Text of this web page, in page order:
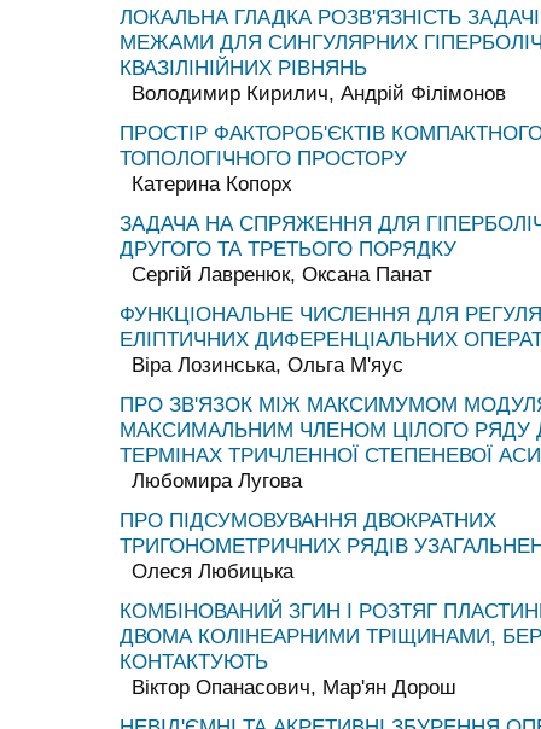
ЛОКАЛЬНА ГЛАДКА РОЗВ'ЯЗНІСТЬ
МЕЖАМИ ДЛЯ СИНГУЛЯРНИХ
КВАЗІЛІНІЙНИХ РІВНЯНЬ
Володимир Кирилич, Андрій Філімонов
ПРОСТІР ФАКТОРОБ'ЄКТІВ
ТОПОЛОГІЧНОГО ПРОСТОРУ
Катерина Копорх
ЗАДАЧА НА СПРЯЖЕННЯ ДЛЯ
ДРУГОГО ТА ТРЕТЬОГО ПОРЯДКУ
Сергій Лавренюк, Оксана Панат
ФУНКЦІОНАЛЬНЕ ЧИСЛЕННЯ ДЛЯ
ЕЛІПТИЧНИХ ДИФЕРЕНЦІАЛЬНИХ
Віра Лозинська, Ольга М'яус
ПРО ЗВ'ЯЗОК МІЖ МАКСИМУМОМ
МАКСИМАЛЬНИМ ЧЛЕНОМ ЦІЛОГО РЯДУ
ТЕРМІНАХ ТРИЧЛЕННОЇ СТЕПЕНЕВОЇ
Любомира Лугова
ПРО ПІДСУМОВУВАННЯ ДВОКРАТНИХ
ТРИГОНОМЕТРИЧНИХ РЯДІВ
Олеся Любицька
КОМБІНОВАНИЙ ЗГИН І РОЗТЯГ
ДВОМА КОЛІНЕАРНИМИ ТРІЩИНАМИ,
КОНТАКТУЮТЬ
Віктор Опанасович, Мар'ян Дорош